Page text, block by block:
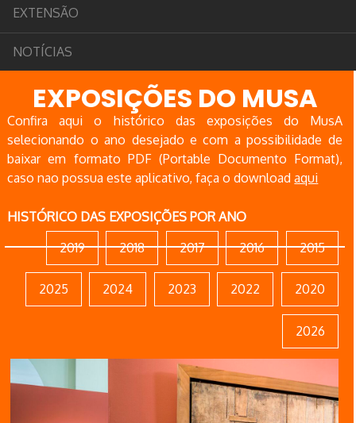
EXTENSÃO
NOTÍCIAS
EXPOSIÇÕES DO MUSA
Confira aqui o histórico das exposições do MusA
selecionando o ano desejado e com a possibilidade de
baixar em formato PDF (Portable Documento Format),
caso nao possua este aplicativo, faça o downloadaqui
HISTÓRICO DAS EXPOSIÇÕES POR ANO
2015
2016
2017
2018
2019
2020
2022
2023
2024
2025
2026